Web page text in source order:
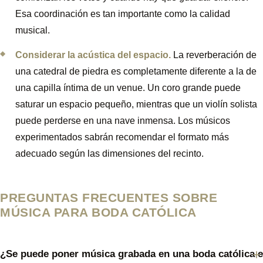
Esa coordinación es tan importante como la calidad
musical.
Considerar la acústica del espacio. La reverberación de
una catedral de piedra es completamente diferente a la de
una capilla íntima de un venue. Un coro grande puede
saturar un espacio pequeño, mientras que un violín solista
puede perderse en una nave inmensa. Los músicos
experimentados sabrán recomendar el formato más
adecuado según las dimensiones del recinto.
PREGUNTAS FRECUENTES SOBRE
MÚSICA PARA BODA CATÓLICA
¿Se puede poner música grabada en una boda católica